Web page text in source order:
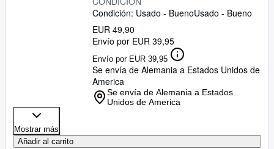
Condición: Usado - BuenoUsado - Bueno
EUR 49,90
Envío por EUR 39,95
Envío por EUR 39,95
Se envía de Alemania a Estados Unidos de
America
Se envía de Alemania a Estados
Unidos de America
Mostrar más
Añadir al carrito